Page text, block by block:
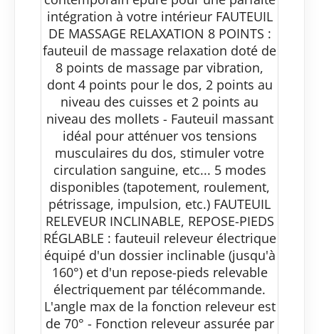
intégration à votre intérieur FAUTEUIL
DE MASSAGE RELAXATION 8 POINTS :
fauteuil de massage relaxation doté de
8 points de massage par vibration,
dont 4 points pour le dos, 2 points au
niveau des cuisses et 2 points au
niveau des mollets - Fauteuil massant
idéal pour atténuer vos tensions
musculaires du dos, stimuler votre
circulation sanguine, etc... 5 modes
disponibles (tapotement, roulement,
pétrissage, impulsion, etc.) FAUTEUIL
RELEVEUR INCLINABLE, REPOSE-PIEDS
RÉGLABLE : fauteuil releveur électrique
équipé d'un dossier inclinable (jusqu'à
160°) et d'un repose-pieds relevable
électriquement par télécommande.
L'angle max de la fonction releveur est
de 70° - Fonction releveur assurée par